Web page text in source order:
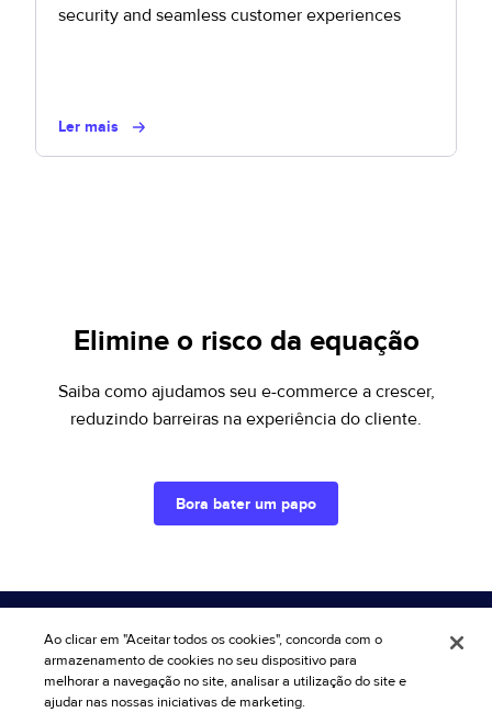
security and seamless customer experiences
Ler mais
Elimine o risco da equação
Saiba como ajudamos seu e-commerce a crescer,
reduzindo barreiras na experiência do cliente.
Bora bater um papo
Cadastre-se no RiskiNews
Ao clicar em "Aceitar todos os cookies", concorda com o
armazenamento de cookies no seu dispositivo para
melhorar a navegação no site, analisar a utilização do site e
ajudar nas nossas iniciativas de marketing.